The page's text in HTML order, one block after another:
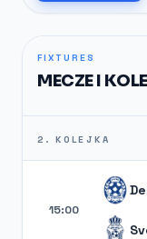
FIXTURES
MECZE I
2. KOLEJKA
15:00